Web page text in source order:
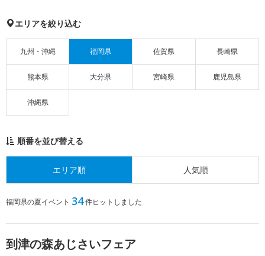
エリアを絞り込む
九州・沖縄 福岡県 佐賀県 長崎県
熊本県 大分県 宮崎県 鹿児島県
沖縄県
順番を並び替える
エリア順 人気順
福岡県の夏イベント 34件ヒットしました
到津の森あじさいフェア